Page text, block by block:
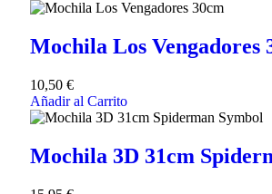
Mochila Los Vengadores
10,50 €
Añadir al Carrito
Mochila 3D 31cm